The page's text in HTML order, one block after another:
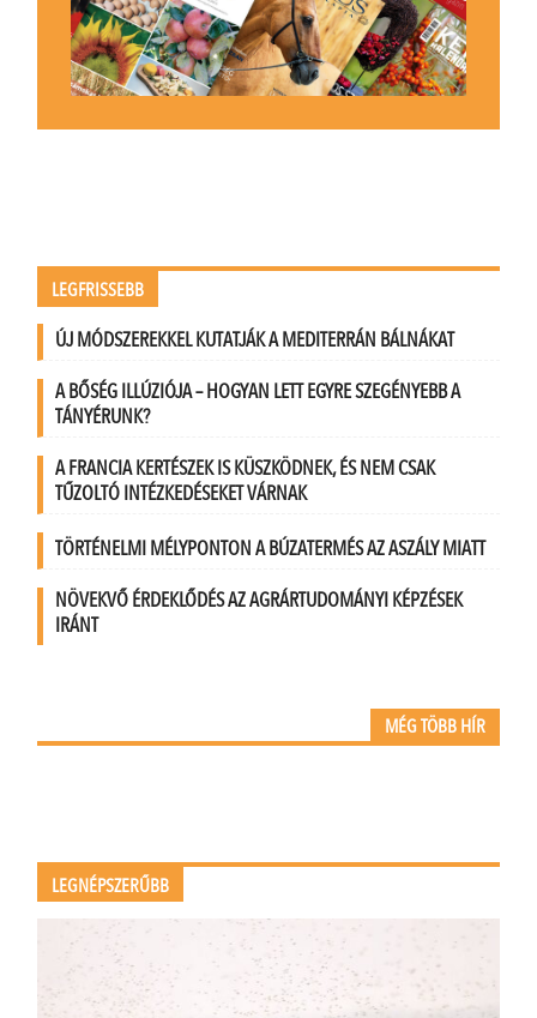
LEGFRISSEBB
ÚJ MÓDSZEREKKEL KUTATJÁK A MEDITERRÁN BÁLNÁKAT
A BŐSÉG ILLÚZIÓJA – HOGYAN LETT EGYRE SZEGÉNYEBB A
TÁNYÉRUNK?
A FRANCIA KERTÉSZEK IS KÜSZKÖDNEK, ÉS NEM CSAK
TŰZOLTÓ INTÉZKEDÉSEKET VÁRNAK
TÖRTÉNELMI MÉLYPONTON A BÚZATERMÉS AZ ASZÁLY MIATT
NÖVEKVŐ ÉRDEKLŐDÉS AZ AGRÁRTUDOMÁNYI KÉPZÉSEK
IRÁNT
MÉG TÖBB HÍR
LEGNÉPSZERŰBB